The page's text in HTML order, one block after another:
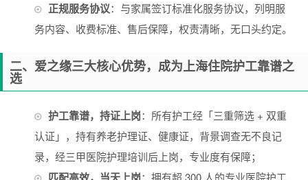
正规服务协议：与家属签订标准化服务协议，列明服
务内容、收费标准、售后保障，权责清晰，无口头约定。
二、爱之缘三大核心优势，成为上海住院护工靠谱之
选
护工靠谱，持证上岗：所有护工经「三重筛选 + 双重
认证」，持有养老护理证、健康证，背景调查无不良记
录，经三甲医院护理培训后上岗，专业度有保障；
：拥有超 300 人的专业医院护工